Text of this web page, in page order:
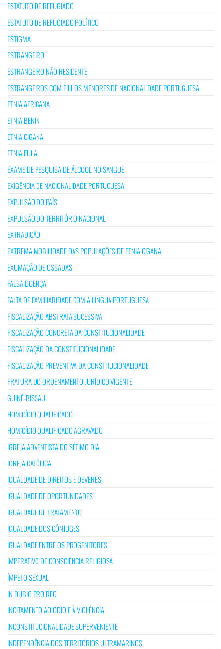
ESTATUTO DE REFUGIADO
ESTATUTO DE REFUGIADO POLÍTICO
ESTIGMA
ESTRANGEIRO
ESTRANGEIRO NÃO RESIDENTE
ESTRANGEIROS COM FILHOS MENORES DE NACIONALIDADE PORTUGUESA
ETNIA AFRICANA
ETNIA BENIN
ETNIA CIGANA
ETNIA FULA
EXAME DE PESQUISA DE ÁLCOOL NO SANGUE
EXIGÊNCIA DE NACIONALIDADE PORTUGUESA
EXPULSÃO DO PAÍS
EXPULSÃO DO TERRITÓRIO NACIONAL
EXTRADIÇÃO
EXTREMA MOBILIDADE DAS POPULAÇÕES DE ETNIA CIGANA
EXUMAÇÃO DE OSSADAS
FALSA DOENÇA
FALTA DE FAMILIARIDADE COM A LÍNGUA PORTUGUESA
FISCALIZAÇÃO ABSTRATA SUCESSIVA
FISCALIZAÇÃO CONCRETA DA CONSTITUCIONALIDADE
FISCALIZAÇÃO DA CONSTITUCIONALIDADE
FISCALIZAÇÃO PREVENTIVA DA CONSTITUCIONALIDADE
FRATURA DO ORDENAMENTO JURÍDICO VIGENTE
GUINÉ-BISSAU
HOMICÍDIO QUALIFICADO
HOMICÍDIO QUALIFICADO AGRAVADO
IGREJA ADVENTISTA DO SÉTIMO DIA
IGREJA CATÓLICA
IGUALDADE DE DIREITOS E DEVERES
IGUALDADE DE OPORTUNIDADES
IGUALDADE DE TRATAMENTO
IGUALDADE DOS CÔNJUGES
IGUALDADE ENTRE OS PROGENITORES
IMPERATIVO DE CONSCIÊNCIA RELIGIOSA
ÍMPETO SEXUAL
IN DUBIO PRO REO
INCITAMENTO AO ÓDIO E À VIOLÊNCIA
INCONSTITUCIONALIDADE SUPERVENIENTE
INDEPENDÊNCIA DOS TERRITÓRIOS ULTRAMARINOS